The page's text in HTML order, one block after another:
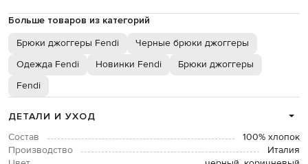
Больше товаров из категорий
Брюки джоггеры Fendi
Черные брюки джоггеры
Одежда Fendi
Новинки Fendi
Брюки джоггеры
Fendi
ДЕТАЛИ И УХОД
Состав
100% хлопок
Производство
Италия